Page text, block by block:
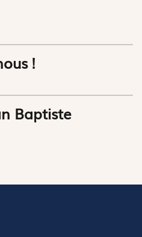
!
Baptiste